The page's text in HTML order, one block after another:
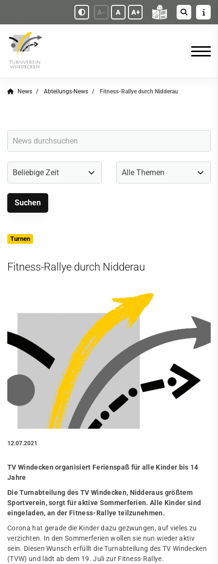
A- A A+
News Abteilungs-News Fitness-Rallye durch Nidderau
Turnen
Fitness-Rallye durch Nidderau
12.07.2021
TV Windecken organisiert Ferienspaß für alle Kinder bis 14
Jahre
Die Turnabteilung des TV Windecken, Nidderaus größtem
Sportverein, sorgt für aktive Sommerferien. Alle Kinder sind
eingeladen, an der Fitness-Rallye teilzunehmen.
Corona hat gerade die Kinder dazu gezwungen, auf vieles zu
verzichten. In den Sommerferien wollen sie nun wieder aktiv
sein. Diesen Wunsch erfüllt die Turnabteilung des TV Windecken
(TVW) und lädt ab dem 19. Juli zur Fitness-Rallye.